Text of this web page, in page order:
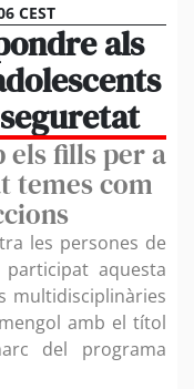
CEST
als
els fills per a
temes com
les persones de
aquesta
multidisciplinàries
amb el títol
del programa